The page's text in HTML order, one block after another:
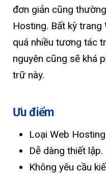
đơn giản cũng
Hosting. Bất kỳ trang
quá nhiều tương tác
nguyên cũng sẽ khá
trữ này.
Ưu điểm
Loại Web
Dễ dàng thiết lập.
Không yêu cầu